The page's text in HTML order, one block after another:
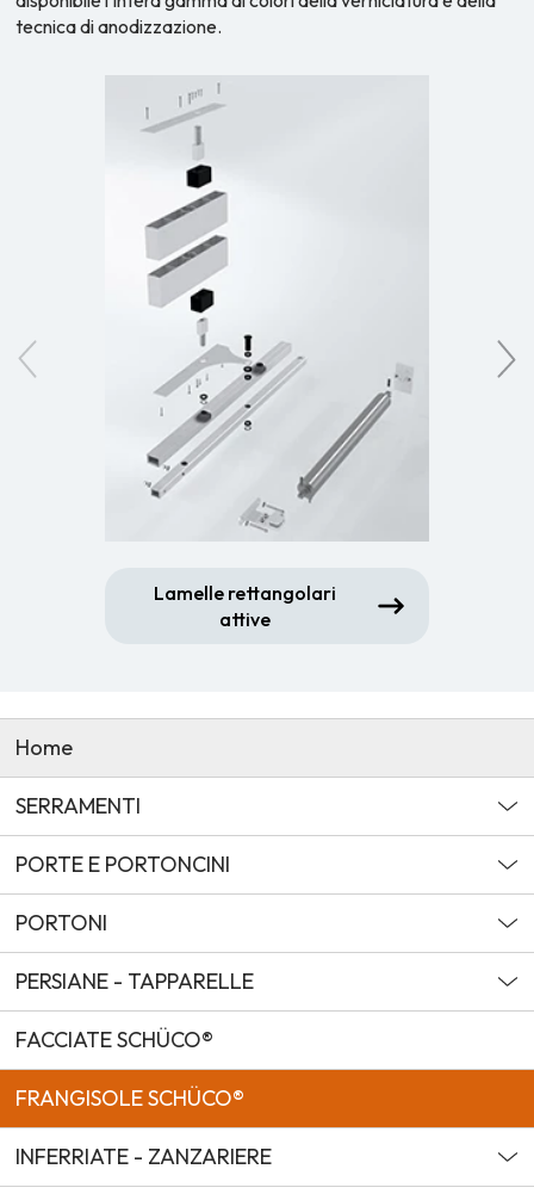
tecnica di anodizzazione.
Lamelle rettangolari
attive
Home
SERRAMENTI
PORTE E PORTONCINI
PORTONI
PERSIANE - TAPPARELLE
FACCIATE SCHÜCO®
FRANGISOLE SCHÜCO®
INFERRIATE - ZANZARIERE